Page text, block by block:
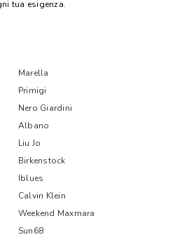
tua esigenza.
Marella
Primigi
Nero Giardini
Albano
Liu Jo
Birkenstock
Iblues
Calvin Klein
Weekend Maxmara
Sun68